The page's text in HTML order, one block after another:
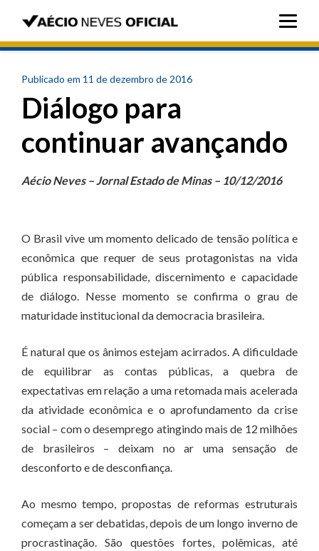
Publicado em 11 de dezembro de 2016
Diálogo para
continuar avançando
Aécio Neves – Jornal Estado de Minas – 10/12/2016
O Brasil vive um momento delicado de tensão política e
econômica que requer de seus protagonistas na vida
pública responsabilidade, discernimento e capacidade
de diálogo. Nesse momento se confirma o grau de
maturidade institucional da democracia brasileira.
É natural que os ânimos estejam acirrados. A dificuldade
de equilibrar as contas públicas, a quebra de
expectativas em relação a uma retomada mais acelerada
da atividade econômica e o aprofundamento da crise
social – com o desemprego atingindo mais de 12 milhões
de brasileiros – deixam no ar uma sensação de
desconforto e de desconfiança.
Ao mesmo tempo, propostas de reformas estruturais
começam a ser debatidas, depois de um longo inverno de
procrastinação. São questões fortes, polêmicas, até